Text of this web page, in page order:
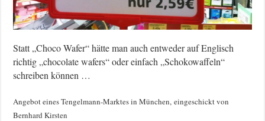
Statt „Choco Wafer“ hätte man auch entweder auf Englisch
richtig „chocolate wafers“ oder einfach „Schokowaffeln“
schreiben können …
Angebot eines Tengelmann-Marktes in München, eingeschickt von
Bernhard Kirsten